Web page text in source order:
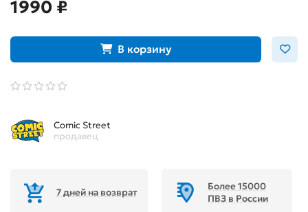
1990 ₽
В корзину
Comic Street
продавец
7 дней на возврат
Более 15000
ПВЗ в России